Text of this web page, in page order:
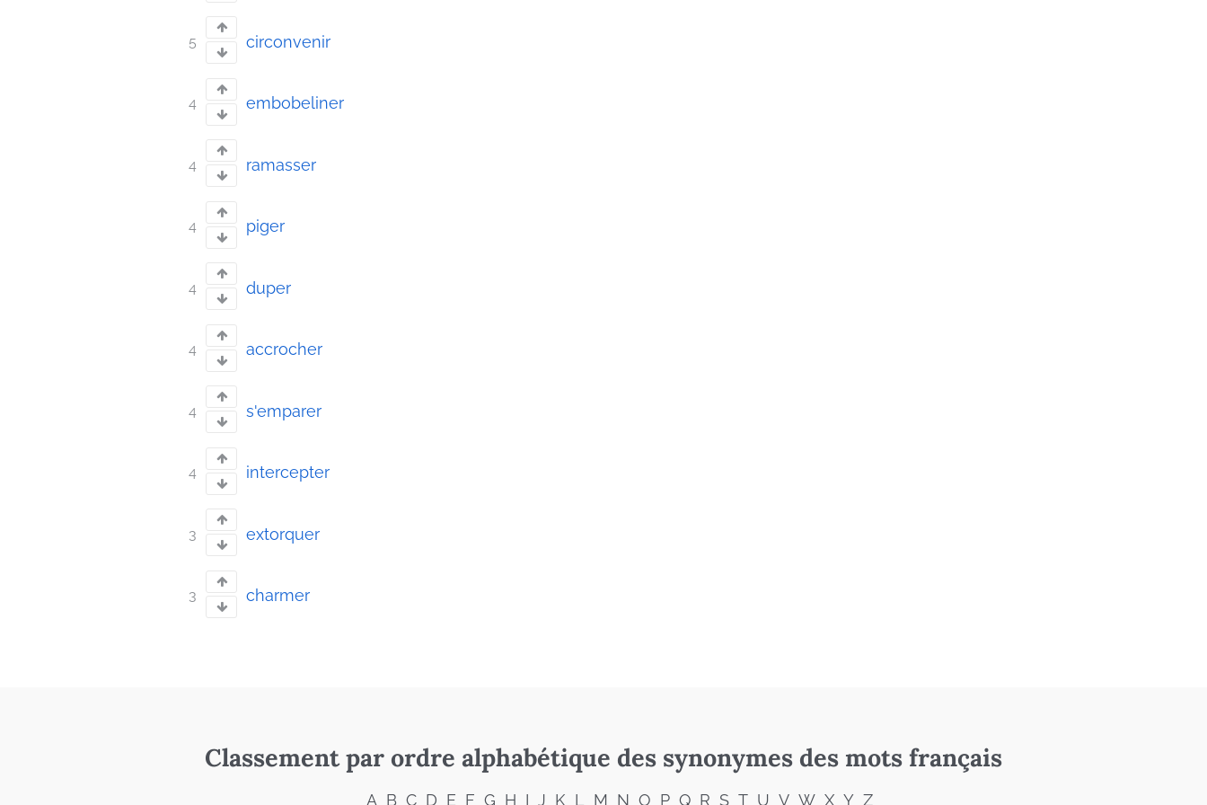
5 circonvenir
4 embobeliner
4 ramasser
4 piger
4 duper
4 accrocher
4 s'emparer
4 intercepter
3 extorquer
3 charmer
Classement par ordre alphabétique des synonymes des mots français
A B C D E F G H I J K L M N O P Q R S T U V W X Y Z